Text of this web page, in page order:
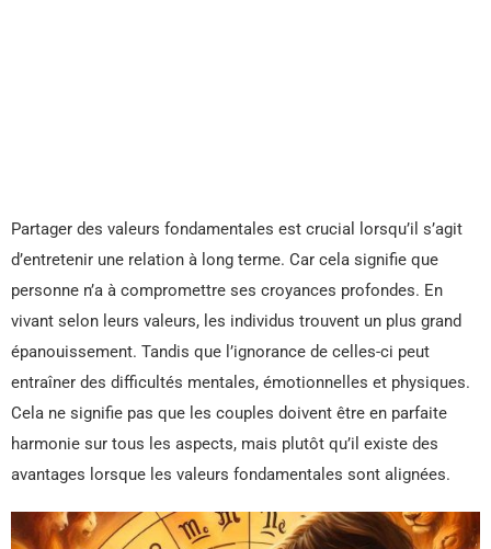
Partager des valeurs fondamentales est crucial lorsqu’il s’agit
d’entretenir une relation à long terme. Car cela signifie que
personne n’a à compromettre ses croyances profondes. En
vivant selon leurs valeurs, les individus trouvent un plus grand
épanouissement. Tandis que l’ignorance de celles-ci peut
entraîner des difficultés mentales, émotionnelles et physiques.
Cela ne signifie pas que les couples doivent être en parfaite
harmonie sur tous les aspects, mais plutôt qu’il existe des
avantages lorsque les valeurs fondamentales sont alignées.